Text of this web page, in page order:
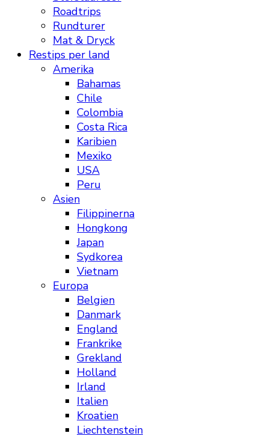
Roadtrips
Rundturer
Mat & Dryck
Restips per land
Amerika
Bahamas
Chile
Colombia
Costa Rica
Karibien
Mexiko
USA
Peru
Asien
Filippinerna
Hongkong
Japan
Sydkorea
Vietnam
Europa
Belgien
Danmark
England
Frankrike
Grekland
Holland
Irland
Italien
Kroatien
Liechtenstein